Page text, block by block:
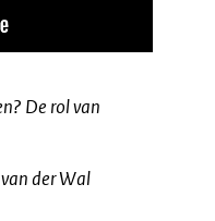
De rol van
der Wal